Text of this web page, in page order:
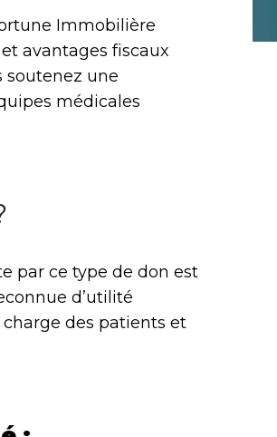
Immobilière
avantages fiscaux
soutenez une
médicales
par ce type de don est
d’utilité
des patients et